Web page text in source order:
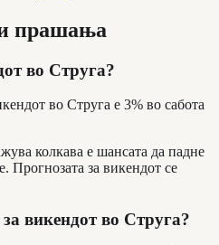
прашања
во Струга?
во Струга е 3% во сабота
колкава е шансата да падне
Прогнозата за викендот се
викендот во Струга?